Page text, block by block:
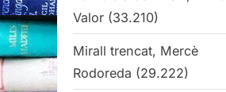
Valor (33.210)
Mirall trencat, Mercè
Rodoreda (29.222)